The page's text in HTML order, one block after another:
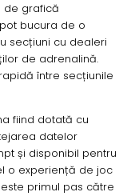
de grafică
bucura de o
secțiuni cu dealeri
de adrenalină.
între secțiunile
fiind dotată cu
datelor
și disponibil pentru
o experiență de joc
primul pas către